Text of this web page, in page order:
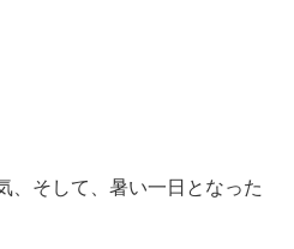
、そして、暑い一日となった